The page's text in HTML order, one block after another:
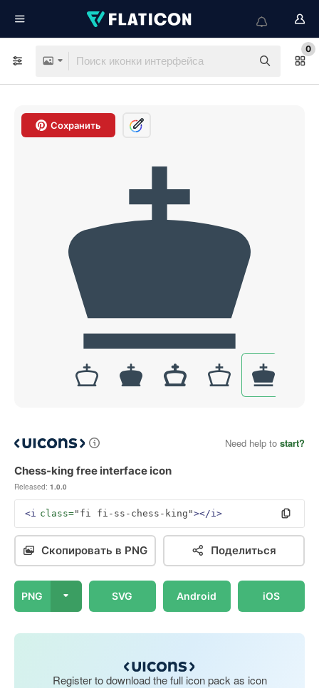
0
Сохранить
Need help to start?
Chess-king free interface icon
Released: 1.0.0
<i class="fi fi-ss-chess-king"></i>
Скопировать в PNG Поделиться
PNG SVG Android iOS
Register to download the full icon pack as icon